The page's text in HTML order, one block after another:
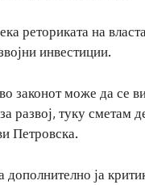
реториката на
инвестиции.
законот може да се
развој, туку сметам
Петровска.
дополнително ја